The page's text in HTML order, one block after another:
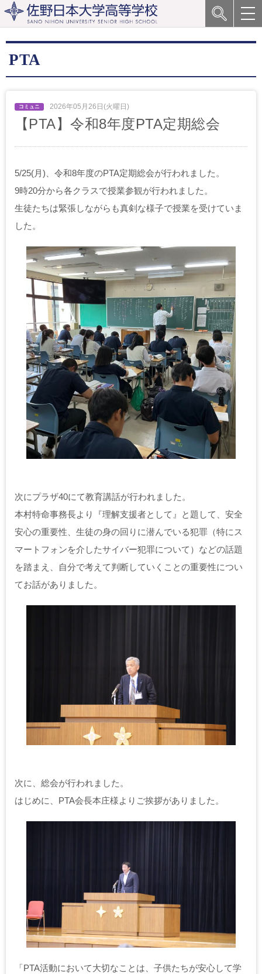
PTA
2026年05月26日(火曜日)
【PTA】令和8年度PTA定期総会
5/25(月)、令和8年度のPTA定期総会が行われました。
9時20分から各クラスで授業参観が行われました。
生徒たちは緊張しながらも真剣な様子で授業を受けていま
した。
次にプラザ40にて教育講話が行われました。
本村特命事務長より『理解支援者として』と題して、安全
安心の重要性、生徒の身の回りに潜んでいる犯罪（特にス
マートフォンを介したサイバー犯罪について）などの話題
を踏まえ、自分で考えて判断していくことの重要性につい
てお話がありました。
次に、総会が行われました。
はじめに、PTA会長本庄様よりご挨拶がありました。
「PTA活動において大切なことは、子供たちが安心して学